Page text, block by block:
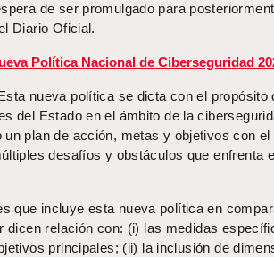
de ser promulgado para
Diario Oficial.
Política Nacional de Ciberseguridad
nueva política se dicta con el propósito
del Estado en el ámbito de la
un plan de acción, metas y objetivos con el
desafíos y obstáculos que enfrenta
que incluye esta nueva política en
dicen relación con: (i) las medidas
principales; (ii) la inclusión de